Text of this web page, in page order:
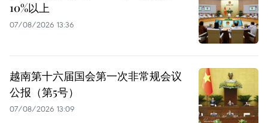
10%以上
07/08/2026 13:36
越南第十六届国会第一次非常规会议
公报（第5号）
07/08/2026 13:09